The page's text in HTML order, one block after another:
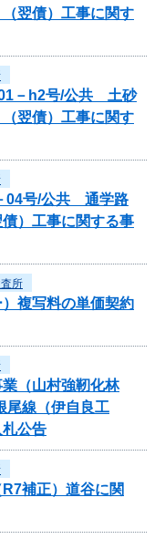
翌債）工事に関す
01－h2号/公共 土砂
翌債）工事に関す
04号/公共 通学路
）工事に関する事
所
複写料の単価契約
業（山村強靭化林
線（伊自良工
公告
補正）道谷に関